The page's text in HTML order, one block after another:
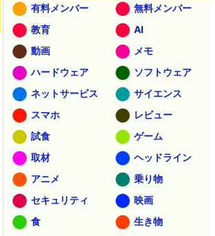
有料メンバー
無料メンバー
教育
AI
動画
メモ
ハードウェア
ソフトウェア
ネットサービス
サイエンス
スマホ
レビュー
試食
ゲーム
取材
ヘッドライン
アニメ
乗り物
セキュリティ
映画
食
生き物